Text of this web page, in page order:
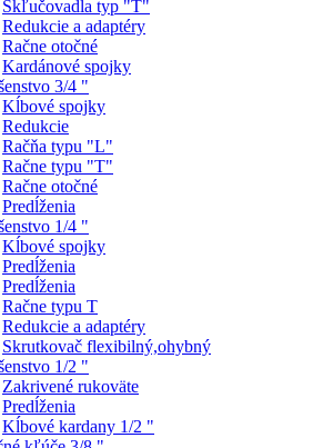
Skľučovadla typ "T"
Redukcie a adaptéry
Račne otočné
Kardánové spojky
3/4 "
Kĺbové spojky
Redukcie
Račňa typu "L"
Račne typu "T"
Račne otočné
Predĺženia
1/4 "
Kĺbové spojky
Predĺženia
Predĺženia
Račne typu T
Redukcie a adaptéry
Skrutkovač flexibilný,ohybný
1/2 "
Zakrivené rukoväte
Predĺženia
Kĺbové kardany 1/2 "